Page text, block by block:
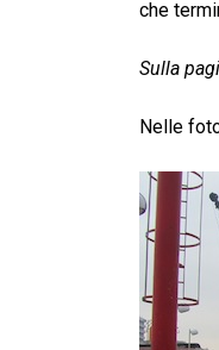
che
Sulla
Nelle